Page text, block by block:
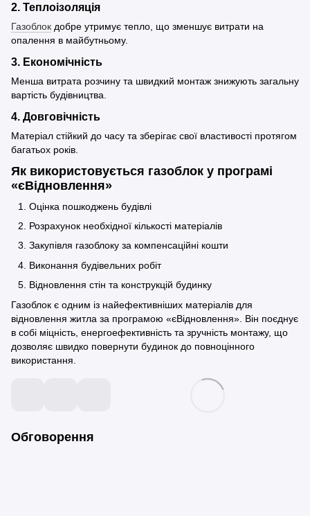
2. Теплоізоляція
Газоблок добре утримує тепло, що зменшує витрати на
опалення в майбутньому.
3. Економічність
Менша витрата розчину та швидкий монтаж знижують загальну
вартість будівництва.
4. Довговічність
Матеріал стійкий до часу та зберігає свої властивості протягом
багатьох років.
Як використовується газоблок у програмі
«єВідновлення»
Оцінка пошкоджень будівлі
Розрахунок необхідної кількості матеріалів
Закупівля газоблоку за компенсаційні кошти
Виконання будівельних робіт
Відновлення стін та конструкцій будинку
Газоблок є одним із найефективніших матеріалів для
відновлення житла за програмою «єВідновлення». Він поєднує
в собі міцність, енергоефективність та зручність монтажу, що
дозволяє швидко повернути будинок до повноцінного
використання.
Обговорення